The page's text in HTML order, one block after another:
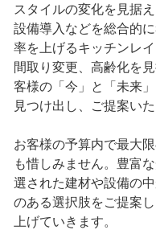
スタイルの変化を見据
設備導入などを総合的
率を上げるキッチンレ
間取り変更、高齢化を
客様の「今」と「未来
見つけ出し、ご提案いた
お客様の予算内で最大
も惜しみません。豊富
選された建材や設備の
のある選択肢をご提案し
上げていきます。